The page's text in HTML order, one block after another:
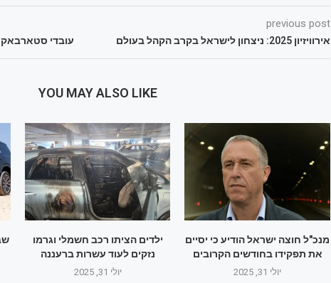
previous post
אירוויזיון 2025: ניצחון לישראל בקרב הקהל בעולם עובדי
YOU MAY ALSO LIKE
ילדים הציתו רכב חשמלי וגרמו
נזקים לעוד עשרות ברעננה
יולי 31, 2025
מנכ"ל חוצה ישראל הודיע כי יסיים
את תפקידו בחודשים הקרובים
יולי 31, 2025